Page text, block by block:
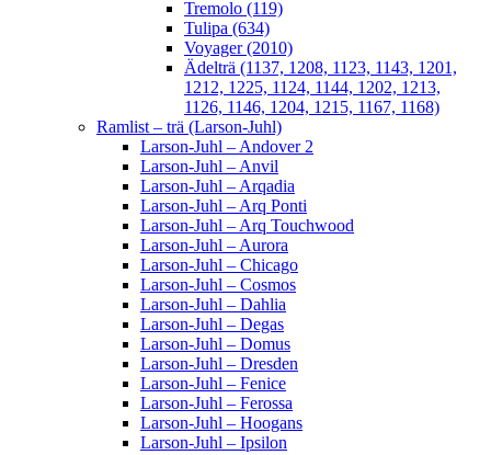
Tremolo (119)
Tulipa (634)
Voyager (2010)
Ädelträ (1137, 1208, 1123, 1143, 1201,
1212, 1225, 1124, 1144, 1202, 1213,
1126, 1146, 1204, 1215, 1167, 1168)
Ramlist – trä (Larson-Juhl)
Larson-Juhl – Andover 2
Larson-Juhl – Anvil
Larson-Juhl – Arqadia
Larson-Juhl – Arq Ponti
Larson-Juhl – Arq Touchwood
Larson-Juhl – Aurora
Larson-Juhl – Chicago
Larson-Juhl – Cosmos
Larson-Juhl – Dahlia
Larson-Juhl – Degas
Larson-Juhl – Domus
Larson-Juhl – Dresden
Larson-Juhl – Fenice
Larson-Juhl – Ferossa
Larson-Juhl – Hoogans
Larson-Juhl – Ipsilon